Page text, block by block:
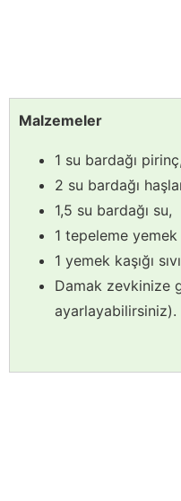
Malzemeler
1 su bardağı pirinç,
2 su bardağı
1,5 su bardağı su,
1 tepeleme yemek
1 yemek kaşığı
Damak zevkinize
ayarlayabilirsiniz).